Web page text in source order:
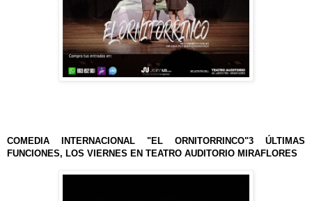
COMEDIA INTERNACIONAL "EL ORNITORRINCO"3 ÚLTIMAS
FUNCIONES, LOS VIERNES EN TEATRO AUDITORIO MIRAFLORES